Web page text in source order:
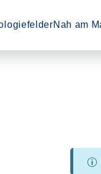
Nah am